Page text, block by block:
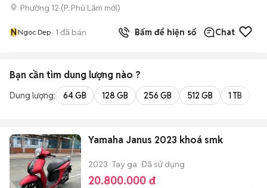
Phường 12 (P. Phú Lâm mới)
NNgoc Dep 1 đã bán Bấm để hiện số Chat
Bạn cần tìm dung lượng nào ?
Dung lượng: 64 GB 128 GB 256 GB 512 GB 1 TB
Yamaha Janus 2023 khoá smk
2023 Tay ga Đã sử dụng
20.800.000 đ